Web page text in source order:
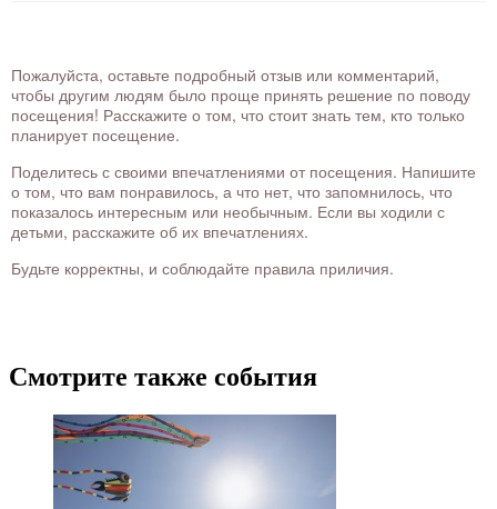
Пожалуйста, оставьте подробный отзыв или комментарий,
чтобы другим людям было проще принять решение по поводу
посещения! Расскажите о том, что стоит знать тем, кто только
планирует посещение.
Поделитесь с своими впечатлениями от посещения. Напишите
о том, что вам понравилось, а что нет, что запомнилось, что
показалось интересным или необычным. Если вы ходили с
детьми, расскажите об их впечатлениях.
Будьте корректны, и соблюдайте правила приличия.
Смотрите также события